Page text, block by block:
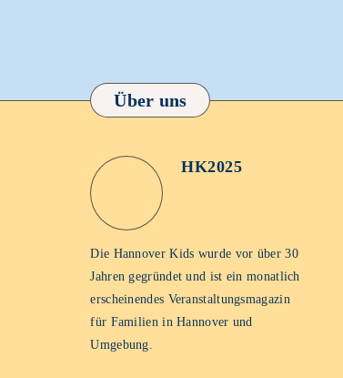
Über uns
HK2025
HK2025
Die Hannover Kids wurde vor über 30
Jahren gegründet und ist ein monatlich
erscheinendes Veranstaltungsmagazin
für Familien in Hannover und
Umgebung.